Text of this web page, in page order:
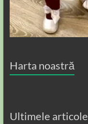
Harta noastră
Ultimele articole